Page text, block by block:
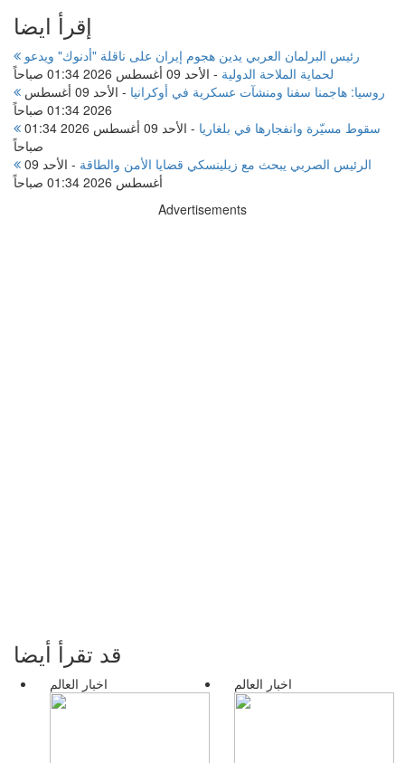
إقرأ ايضا
لحماية الملاحة الدولية - الأحد 09 أغسطس 2026 01:34 صباحاً
روسيا: هاجمنا سفنا ومنشآت عسكرية في أوكرانيا -
الأحد 09 أغسطس
2026 01:34 صباحاً
سقوط مسيّرة وانفجارها في بلغاريا -
الأحد 09 أغسطس 2026 01:34
صباحاً
الرئيس الصربي يبحث مع زيلينسكي قضايا الأمن والطاقة -
الأحد 09
أغسطس 2026 01:34 صباحاً
Advertisements
قد تقرأ أيضا
اخبار العالم اخبار العالم